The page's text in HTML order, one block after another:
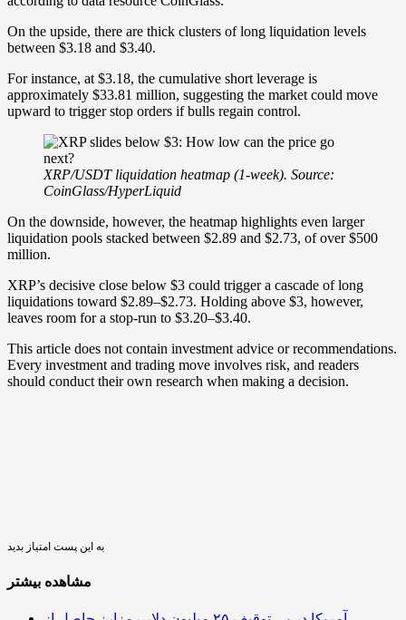
On the upside, there are thick clusters of long liquidation levels
between $3.18 and $3.40.
For instance, at $3.18, the cumulative short leverage is
approximately $33.81 million, suggesting the market could move
upward to trigger stop orders if bulls regain control.
XRP/USDT liquidation heatmap (1-week). Source:
CoinGlass/HyperLiquid
On the downside, however, the heatmap highlights even larger
liquidation pools stacked between $2.89 and $2.73, of over $500
million.
XRP’s decisive close below $3 could trigger a cascade of long
liquidations toward $2.89–$2.73. Holding above $3, however,
leaves room for a stop-run to $3.20–$3.40.
This article does not contain investment advice or recommendations.
Every investment and trading move involves risk, and readers
should conduct their own research when making a decision.
به این پست امتیاز بدید
مشاهده بیشتر